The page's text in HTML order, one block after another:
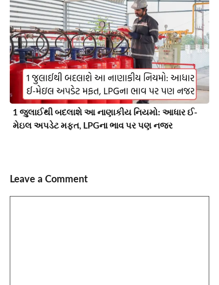
1 જુલાઈથી બદલાશે આ નાણાકીય નિયમો: આધાર ઈ-
મેઇલ અપડેટ મફત, LPGના ભાવ પર પણ નજર
Leave a Comment